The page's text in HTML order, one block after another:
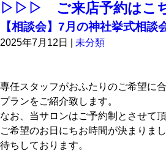
▷▷▷ ご来店予約はこ
【相談会】7月の神社挙式相談
2025年7月12日 未分類
専任スタッフがおふたりのご希望に
プランをご紹介致します。
なお、当サロンはご予約制とさせて
ご希望のお日にちお時間が決まりま
待ちしております。